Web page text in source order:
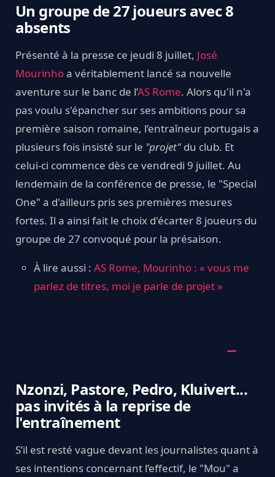
Un groupe de 27 joueurs avec 8
absents
Présenté à la presse ce jeudi 8 juillet, José
Mourinhoa véritablement lancé sa nouvelle
aventure sur le banc de l’AS Rome. Alors qu'il n'a
pas voulu s'épancher sur ses ambitions pour sa
première saison romaine, l’entraîneur portugais a
plusieurs fois insisté sur le "projet" du club. Et
celui-ci commence dès ce vendredi 9 juillet. Au
lendemain de la conférence de presse, le "Special
One" a d'ailleurs pris ses premières mesures
fortes. Il a ainsi fait le choix d'écarter 8 joueurs du
groupe de 27 convoqué pour la présaison.
À lire aussi : AS Rome, Mourinho : « vous me
parlez de titres, moi je parle de projet »
Nzonzi, Pastore, Pedro, Kluivert...
pas invités à la reprise de
l'entraînement
S’il est resté vague devant les journalistes quant à
ses intentions concernant l’effectif, le "Mou" a